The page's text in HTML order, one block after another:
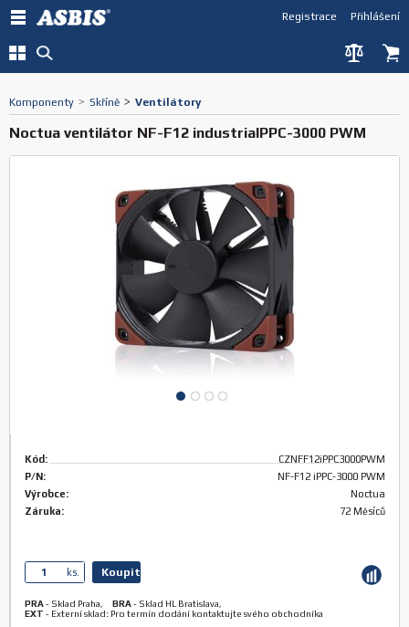
Přihlášení
Registrace
Komponenty > Skříně > Ventilátory
Noctua ventilátor NF-F12 industrialPPC-3000 PWM
Kód:
CZNFF12iPPC3000PWM
P/N:
NF-F12 iPPC-3000 PWM
Výrobce:
Noctua
Záruka:
72 Měsíců
ks. Koupit
PRA- Sklad Praha, BRA- Sklad HL Bratislava,
EXT - Externí sklad: Pro termín dodání kontaktujte svého obchodníka